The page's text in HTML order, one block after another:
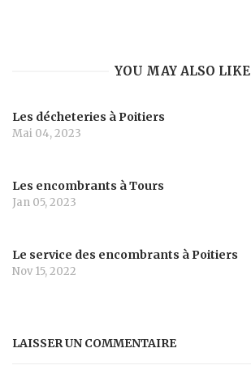
YOU MAY ALSO LIKE
Les décheteries à Poitiers
Mai 04, 2023
Les encombrants à Tours
Jan 05, 2023
Le service des encombrants à Poitiers
Nov 15, 2022
LAISSER UN COMMENTAIRE